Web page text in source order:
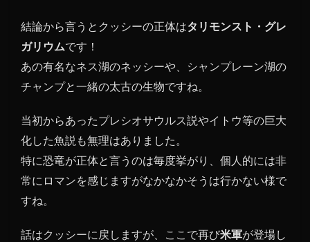
結論から言うとクッシーの正体はタリモンスト・グレ
ガリウムです！
あの有名なネス湖のネッシーや、シャンプレーン湖の
チャンプと一緒の太古の生物ですね。
当初からあったプレシオサウルス説やイトウ等の巨大
化した魚説も無理はありました。
特に恐竜が正体と言うのは毎度挙がり、個人的には非
常にロマンを感じますがなかなかそうは行かない様で
すね。
話はクッシーに戻しますが、ここで再び米軍が登場し